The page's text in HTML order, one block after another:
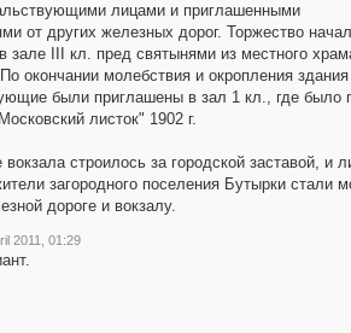
лицами и приглашенными
от других железных дорог. Торжество
зале III кл. пред святынями из местного
окончании молебствия и окропления
были приглашены в зал 1 кл., где было
листок" 1902 г.
вокзала строилось за городской заставой, и
загородного поселения Бутырки стали
дороге и вокзалу.
2011, 01:29